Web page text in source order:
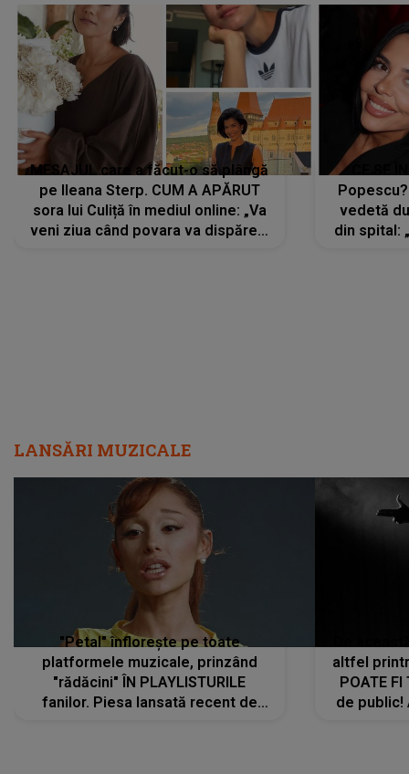
MESAJUL care a făcut-o să plângă
pe Ileana Sterp. CUM A APĂRUT
sora lui Culiță în mediul online: „Va
veni ziua când povara va dispărea,
vedetă
din spital:
LANSĂRI MUZICALE
"Petal" înflorește pe toate
platformele muzicale, prinzând
"rădăcini" ÎN PLAYLISTURILE
fanilor. Piesa lansată recent de
altfel
POATE FI
de public!